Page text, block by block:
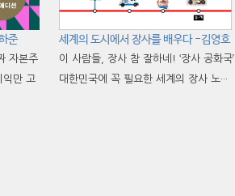
준
자본주
익만 고
세계의 도시에서 장사를 배우다 -김영호
이 사람들, 장사 참 잘하네! ‘장사 공화국’
대한민국에 꼭 필요한 세계의 장사 노···